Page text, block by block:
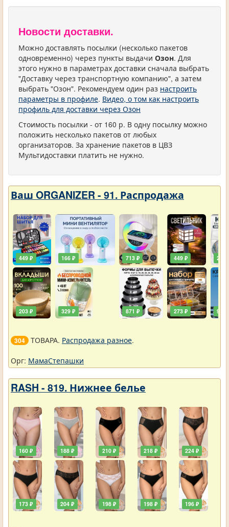
Новости доставки.
Можно доставлять посылки (несколько пакетов
одновременно) через пункты выдачи Озон. Для
этого нужно в параметрах доставки сначала выбрать
"Доставку через транспортную компанию", а затем
выбрать "Озон". Рекомендуем один раз настроить
параметры в профиле. Видео, о том как настроить
профиль для доставки через Озон
Стоимость посылки - от 160 р. В одну посылку можно
положить несколько пакетов от любых
организаторов. За хранение пакетов в ЦВЗ
Мультидоставки платить не нужно.
Ваш ORGANIZER - 91. Распродажа
449 ₽
203 ₽
166 ₽
329 ₽
713 ₽
871 ₽
449 ₽
273 ₽
203
90 ₽
304 ТОВАРА. Распродажа разное.
Орг: МамаСтепашки
RASH - 819. Нижнее белье
160 ₽
173 ₽
188 ₽
204 ₽
210 ₽
198 ₽
218 ₽
198 ₽
224 ₽
196 ₽